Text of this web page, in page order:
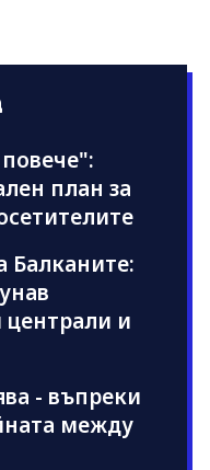
план за
Балканите:
централи и
- въпреки
между